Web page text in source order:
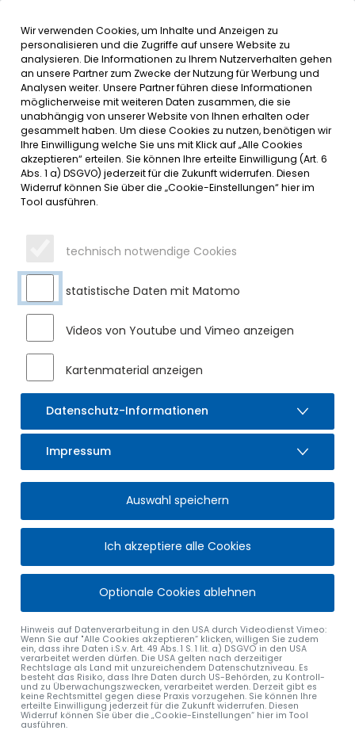
Inhalt der Seite anspringen
Informationen undMENÜ
SERVICE
VOLLSPERRUNG DER
KREISSTRASSE OA 3 IN DER O
RTSDURCHFAHRT R
ETTENBERG-WOLFIS
Die Kreisstraße im Bereich Wolfis muss infolge
bevorstehender Bauarbeiten vollgesperrt werden. Eine
überörtliche Umleitung über die Kreisstraße OA 6 und St
2007 Rettenberg wird eingerichtet.
Es steht auf der Kreisstraße OA 3 ein weiterer
Ausbauabschnitt bevor: Die Ortsdurchfahrt Wolfis bis zur
Brücke an der Rottachmühle soll erneuert werden. Die
Baumaßnahme umfasst im Wesentlichen den Ausbau der
Kreisstraße OA 3 auf einem ca. 510 m langen Teilstück,
sowie innerorts das Anlegen eines parallel verlaufenden
Gehweges an der Kreisstraße auf einer Länge von ca. 200 m
und das Einrichten einer Bushaltestelle mit Querungshilfe.
Bushaltestelle und Querungshilfe werden nach modernem
Maßstab mit taktilen Leitelementen sowie barrierefrei
ausgestaltet. In Fahrtrichtung Süden wird noch ein ca. 115 m
langes Straßenteilstück bis zur Brücke an der Rottachmühle
Um die umfangreichen Baumaßnahmen realisieren zu
können, wird es erforderlich, die Kreisstraße im
vorgenannten Bereich vollzusperren. Beginn ist Ende April
2025, die Baufertigstellung ist für Ende September
vorgesehen. Für den motorisierten Verkehr wird eine
überörtliche Umleitung über die Kreisstraße OA 6 Vorderburg
und die Staatsstraße 2007 Rettenberg – Goimooskreisel
eingerichtet. Südlich von Wolfis bleibt der Abzweig an der
Rottachbrücke mit Ausnahme des späteren Asphalteinbaus
frei befahrbar – auch für Fahrradfahrer. (Hinweis: Die
Wir verwenden Cookies, um Inhalte und Anzeigen zu
personalisieren und die Zugriffe auf unsere Website zu
analysieren. Die Informationen zu Ihrem Nutzerverhalten gehen
an unsere Partner zum Zwecke der Nutzung für Werbung und
Analysen weiter. Unsere Partner führen diese Informationen
möglicherweise mit weiteren Daten zusammen, die sie
unabhängig von unserer Website von Ihnen erhalten oder
gesammelt haben. Um diese Cookies zu nutzen, benötigen wir
Ihre Einwilligung welche Sie uns mit Klick auf „Alle Cookies
akzeptieren“ erteilen. Sie können Ihre erteilte Einwilligung (Art. 6
Abs. 1 a) DSGVO) jederzeit für die Zukunft widerrufen. Diesen
Widerruf können Sie über die „Cookie-Einstellungen“ hier im
Tool ausführen.
technisch notwendige Cookies
statistische Daten mit Matomo
Videos von Youtube und Vimeo anzeigen
Kartenmaterial anzeigen
Datenschutz-Informationen
Impressum
Auswahl speichern
Ich akzeptiere alle Cookies
Optionale Cookies ablehnen
Hinweis auf Datenverarbeitung in den USA durch Videodienst Vimeo:
Wenn Sie auf "Alle Cookies akzeptieren“ klicken, willigen Sie zudem
ein, dass ihre Daten i.S.v. Art. 49 Abs. 1 S. 1 lit. a) DSGVO in den USA
verarbeitet werden dürfen. Die USA gelten nach derzeitiger
Rechtslage als Land mit unzureichendem Datenschutzniveau. Es
besteht das Risiko, dass Ihre Daten durch US-Behörden, zu Kontroll-
und zu Überwachungszwecken, verarbeitet werden. Derzeit gibt es
keine Rechtsmittel gegen diese Praxis vorzugehen. Sie können Ihre
erteilte Einwilligung jederzeit für die Zukunft widerrufen. Diesen
Widerruf können Sie über die „Cookie-Einstellungen“ hier im Tool
ausführen.